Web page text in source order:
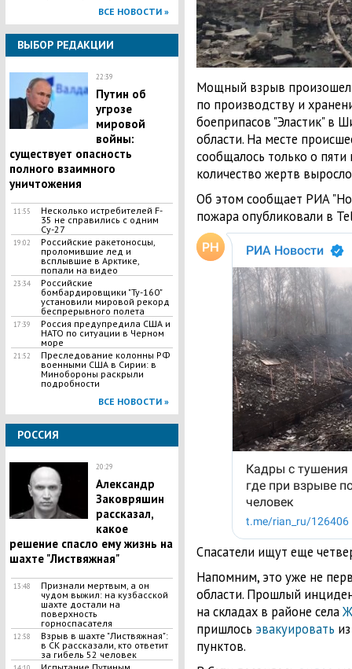
ВСЕ НОВОСТИ »
ВЫБОР РЕДАКЦИИ
22:39
Путин об
угрозе
мировой
войны:
существует опасность
полного взаимного
уничтожения
11:55
Несколько истребителей F-
35 не справились с одним
Су-27
19:02
Российские ракетоносцы,
проломившие лед и
всплывшие в Арктике,
попали на видео
23:34
Российские
бомбардировщики "Ту-160"
установили мировой рекорд
беспрерывного полета
17:39
Россия предупредила США и
НАТО по ситуации в Черном
море
21:52
Преследование колонны РФ
военными США в Сирии: в
Минобороны раскрыли
подробности
ВСЕ НОВОСТИ »
РОССИЯ
20:29
Александр
Заковряшин
рассказал,
какое
решение спасло ему жизнь на
шахте "Листвяжная"
13:48
Признали мертвым, а он
чудом выжил: на кузбасской
шахте достали на
поверхность
горноспасателя
12:58
Взрыв в шахте "Листвяжная":
в СК рассказали, кто ответит
за гибель 52 человек
Мощный взрыв произошел
по производству и
боеприпасов "Эластик" в
области. На месте
сообщалось только о
количество жертв
Об этом сообщает РИА
пожара опубликовали в
Спасатели ищут еще
Напомним, это уже не
области. Прошлый
на складах в районе села
пришлось эвакуировать
пунктов.